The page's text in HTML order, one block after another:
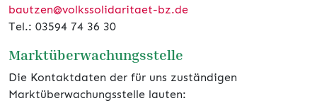
bautzen@volkssolidaritaet-bz.de
Tel.: 03594 74 36 30
Marktüberwachungsstelle
Die Kontaktdaten der für uns zuständigen
Marktüberwachungsstelle lauten: